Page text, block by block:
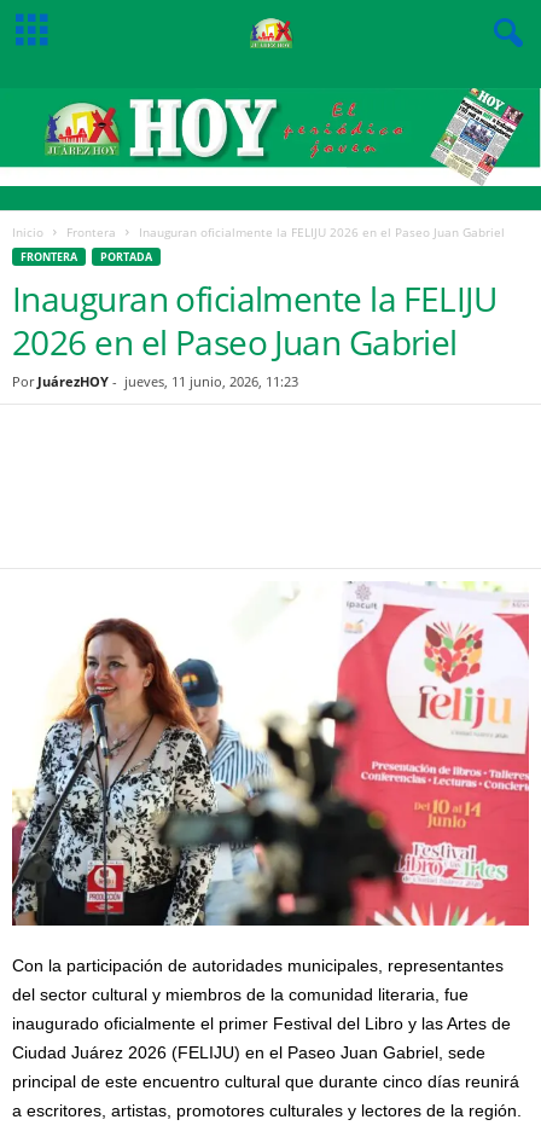
Inicio Frontera Inauguran oficialmente la FELIJU 2026 en el Paseo Juan Gabriel
FRONTERA PORTADA
Inauguran oficialmente la FELIJU
2026 en el Paseo Juan Gabriel
Por JuárezHOY - jueves, 11 junio, 2026, 11:23
Con la participación de autoridades municipales, representantes
del sector cultural y miembros de la comunidad literaria, fue
inaugurado oficialmente el primer Festival del Libro y las Artes de
Ciudad Juárez 2026 (FELIJU) en el Paseo Juan Gabriel, sede
principal de este encuentro cultural que durante cinco días reunirá
a escritores, artistas, promotores culturales y lectores de la región.